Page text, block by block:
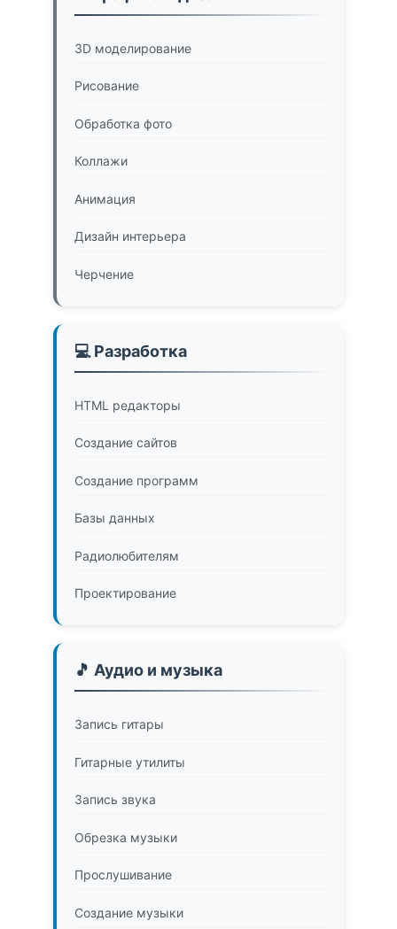
3D моделирование
Рисование
Обработка фото
Коллажи
Анимация
Дизайн интерьера
Черчение
💻 Разработка
HTML редакторы
Создание сайтов
Создание программ
Базы данных
Радиолюбителям
Проектирование
🎵 Аудио и музыка
Запись гитары
Гитарные утилиты
Запись звука
Обрезка музыки
Прослушивание
Создание музыки